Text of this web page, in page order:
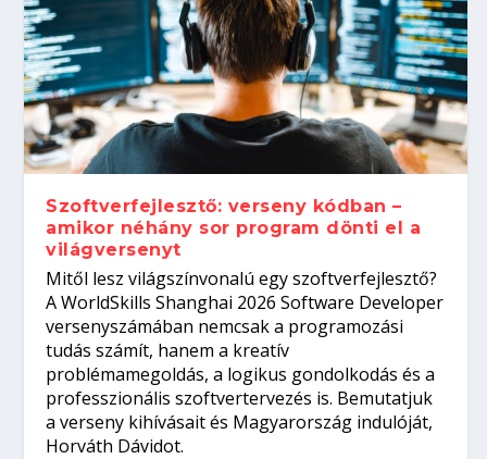
Kitalálod, mire használják ezeket a
gépeket?
Nem sikerült az egyetemi felvételi?
Tanulj szakmát!
Szoftverfejlesztő: verseny kódban –
amikor néhány sor program dönti el a
világversenyt...
Digitális detox – hogyan kapcsolódj ki
telefon nélkül?
Szoftverfejlesztő: verseny kódban –
amikor néhány sor program dönti el a
világversenyt
Mitől lesz világszínvonalú egy szoftverfejlesztő?
A WorldSkills Shanghai 2026 Software Developer
versenyszámában nemcsak a programozási
tudás számít, hanem a kreatív
problémamegoldás, a logikus gondolkodás és a
professzionális szoftvertervezés is. Bemutatjuk
a verseny kihívásait és Magyarország indulóját,
Horváth Dávidot.